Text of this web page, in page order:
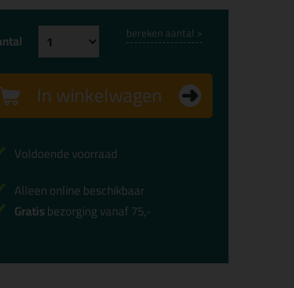
bereken aantal >
In winkelwagen
Voldoende voorraad
Alleen online beschikbaar
Gratisbezorging vanaf 75,-